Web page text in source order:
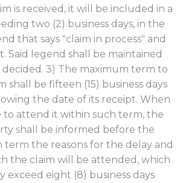
is received, it will be included in a
two (2) business days, in the
that says "claim in process" and
Said legend shall be maintained
3) The maximum term to
shall be fifteen (15) business days
the date of its receipt. When
to attend it within such term, the
shall be informed before the
term the reasons for the delay and
the claim will be attended, which
exceed eight (8) business days